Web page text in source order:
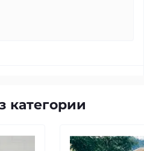
категории